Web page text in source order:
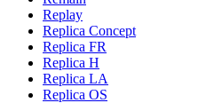
Replay
Replica Concept
Replica FR
Replica H
Replica LA
Replica OS